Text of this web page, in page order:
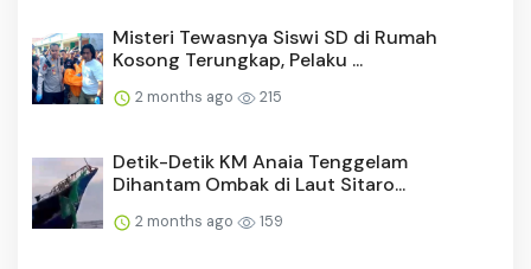
Misteri Tewasnya Siswi SD di Rumah
Kosong Terungkap, Pelaku ...
2 months ago 215
Detik-Detik KM Anaia Tenggelam
Dihantam Ombak di Laut Sitaro...
2 months ago 159